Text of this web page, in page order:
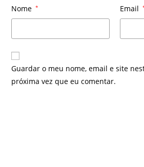
Nome * Email
Guardar o meu nome, email e site
próxima vez que eu comentar.